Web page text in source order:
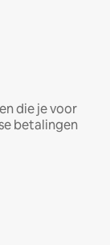
die je voor
betalingen